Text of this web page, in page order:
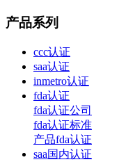
产品系列
ccc认证
saa认证
inmetro认证
fda认证
fda认证公司
fda认证标准
产品fda认证
saa国内认证